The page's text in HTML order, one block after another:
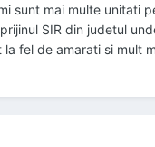
sunt mai multe unitati
SIR din judetul
fel de amarati si mult